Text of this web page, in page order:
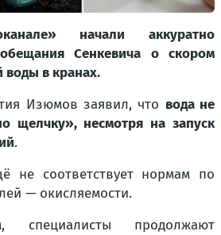
начали аккуратно
Сенкевича о скором
воды в кранах.
Изюмов заявил, что вода не
щелчку», несмотря на запуск
.
не соответствует нормам по
— окисляемости.
продолжают